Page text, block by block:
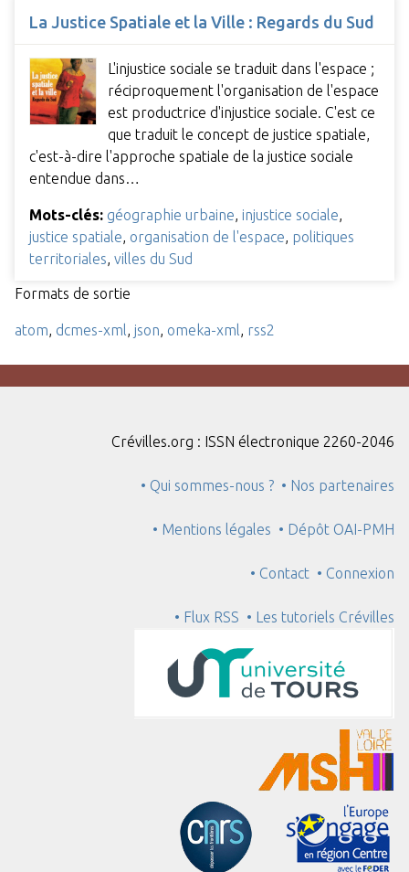
La Justice Spatiale et la Ville : Regards du Sud
L'injustice sociale se traduit dans l'espace ;
réciproquement l'organisation de l'espace
est productrice d'injustice sociale. C'est ce
que traduit le concept de justice spatiale,
c'est-à-dire l'approche spatiale de la justice sociale
entendue dans…
Mots-clés: géographie urbaine, injustice sociale,
justice spatiale, organisation de l'espace, politiques
territoriales, villes du Sud
Formats de sortie
atom, dcmes-xml, json, omeka-xml, rss2
Crévilles.org : ISSN électronique 2260-2046
• Qui sommes-nous ? • Nos partenaires
• Mentions légales • Dépôt OAI-PMH
• Contact • Connexion
• Flux RSS • Les tutoriels Crévilles